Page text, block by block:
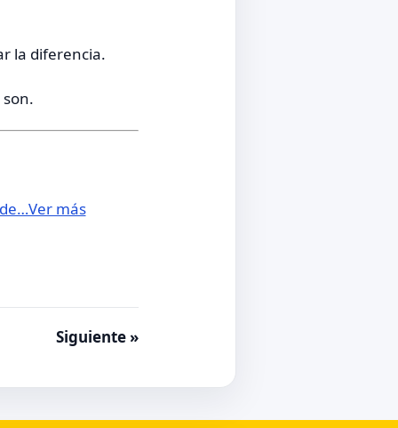
la diferencia.
más
Siguiente »